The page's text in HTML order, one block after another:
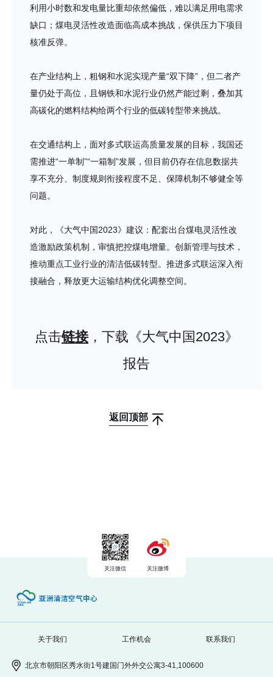
利用小时数和发电量比重却依然偏低，难以满足用电需求
缺口；煤电灵活性改造面临高成本挑战，保供压力下项目
核准反弹。
在产业结构上，粗钢和水泥实现产量“双下降”，但二者产
量仍处于高位，且钢铁和水泥行业仍然产能过剩，叠加其
高碳化的燃料结构给两个行业的低碳转型带来挑战。
在交通结构上，面对多式联运高质量发展的目标，我国还
需推进“一单制”“一箱制”发展，但目前仍存在信息数据共
享不充分、制度规则衔接程度不足、保障机制不够健全等
问题。
对此，《大气中国2023》建议：配套出台煤电灵活性改
造激励政策机制，审慎把控煤电增量。创新管理与技术，
推动重点工业行业的清洁低碳转型。推进多式联运深入衔
接融合，释放更大运输结构优化调整空间。
点击链接，下载《大气中国2023》
报告
返回顶部
关注微信 关注微博
关于我们 工作机会 联系我们
北京市朝阳区秀水街1号建国门外外交公寓3-41,100600